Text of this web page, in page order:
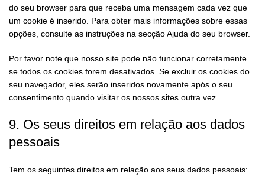
do seu browser para que receba uma mensagem cada vez que
um cookie é inserido. Para obter mais informações sobre essas
opções, consulte as instruções na secção Ajuda do seu browser.
Por favor note que nosso site pode não funcionar corretamente
se todos os cookies forem desativados. Se excluir os cookies do
seu navegador, eles serão inseridos novamente após o seu
consentimento quando visitar os nossos sites outra vez.
9. Os seus direitos em relação aos dados
pessoais
Tem os seguintes direitos em relação aos seus dados pessoais: